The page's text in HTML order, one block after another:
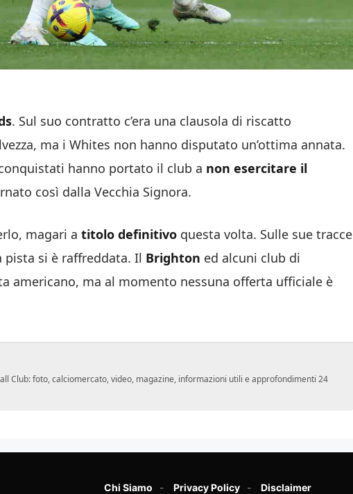
. Sul suo contratto c’era una clausola di riscatto
ma i Whites non hanno disputato un’ottima annata.
hanno portato il club a non esercitare il
così dalla Vecchia Signora.
magari a titolo definitivo questa volta. Sulle sue tracce
pista si è raffreddata. Il Brighton ed alcuni club di
americano, ma al momento nessuna offerta ufficiale è
Club: foto, calciomercato, video, magazine, informazioni utili e approfondimenti 24
Chi Siamo Privacy Policy Disclaimer